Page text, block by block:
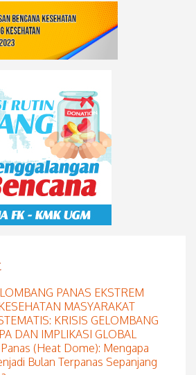
PANAS EKSTREM
MASYARAKAT
KRISIS GELOMBANG
DAN IMPLIKASI GLOBAL
(Heat Dome): Mengapa
Bulan Terpanas Sepanjang